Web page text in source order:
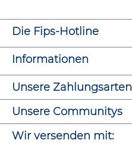
Die Fips-Hotline
Informationen
Unsere Zahlungsarten
Unsere Communitys
Wir versenden mit: